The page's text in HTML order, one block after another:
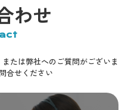
わせ
たは弊社へのご質問がございま
合せください